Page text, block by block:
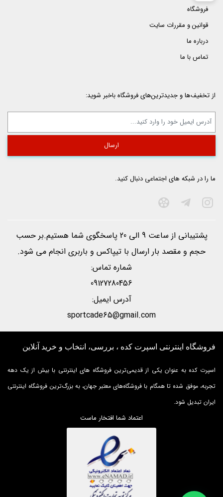
فروشگاه
قوانین و مقررات سایت
درباره ما
تماس با ما
از تخفیف‌ها و جدیدترین‌های فروشگاه باخبر شوید:
ما را در شبکه های اجتماعی دنبال کنید.
پشتیبانی از ساعت 9 الی 20 پاسخگوی شما هستیم.بر حسب
حجم و مقصد بار ارسال با تيپاكس و باربری انجام می شود.
شماره تماس:
09127280456
آدرس ایمیل:
sportcade65@gmail.com
فروشگاه اینترنتی اسپرت کده ، بررسی، انتخاب و خرید آنلاین
اسپرت کده به عنوان یکی از قدیمی‌ترین فروشگاه های اینترنتی با بیش از یک دهه
تجربه، موفق شده تا همگام با فروشگاه‌های معتبر جهان، به بزرگ‌ترین فروشگاه اینترنتی
ایران تبدیل شود.
اعتماد شما افتخار ماست